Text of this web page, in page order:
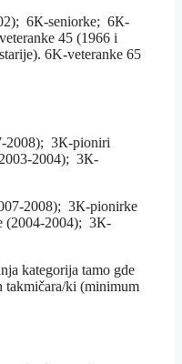
6К-seniorke; 6К-
45 (1966 i
6K-veteranke 65
2008); 3К-pioniri
2004); 3К-
2008); 3К-pionirke
(2004-2004); 3К-
kategorija tamo gde
takmičara/ki (minimum